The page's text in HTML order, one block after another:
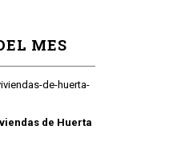
MES
de Huerta